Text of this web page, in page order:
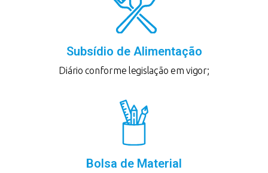
Subsídio de Alimentação
Diário conforme legislação em vigor;
Bolsa de Material